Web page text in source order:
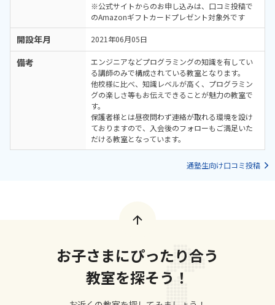
※公式サイトからのお申し込みは、口コミ投稿で
のAmazonギフトカードプレゼント対象外です
開設年月 2021年06月05日
備考
エンジニアなどプログラミングの知識を有してい
る講師のみで構成されている教室となります。
他校様に比べ、知識レベルが高く、プログラミン
グの楽しさ等もお伝えできることが魅力の教室で
す。
保護者様とは昼夜問わず連絡が取れる環境を設け
ておりますので、入会後のフォローもご満足いた
だける教室となっています。
通塾生向け口コミ投稿
お子さまにぴったり合う
教室を探そう！